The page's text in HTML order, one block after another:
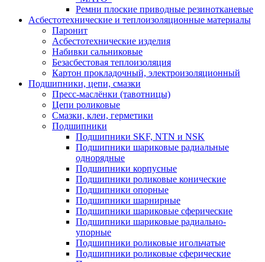
Ремни плоские приводные резинотканевые
Асбестотехнические и теплоизоляционные материалы
Паронит
Асбестотехнические изделия
Набивки сальниковые
Безасбестовая теплоизоляция
Картон прокладочный, электроизоляционный
Подшипники, цепи, смазки
Пресс-маслёнки (тавотницы)
Цепи роликовые
Смазки, клеи, герметики
Подшипники
Подшипники SKF, NTN и NSK
Подшипники шариковые радиальные
однорядные
Подшипники корпусные
Подшипники роликовые конические
Подшипники опорные
Подшипники шарнирные
Подшипники шариковые сферические
Подшипники шариковые радиально-
упорные
Подшипники роликовые игольчатые
Подшипники роликовые сферические